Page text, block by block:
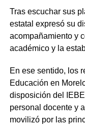
Tras escuchar sus
estatal expresó su
acompañamiento y
académico y la
En ese sentido, los
Educación en
disposición del
personal docente y
movilizó por las